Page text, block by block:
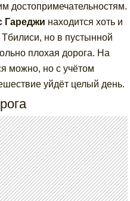
достопримечательностям.
Гареджи находится хоть и
Тбилиси, но в пустынной
плохая дорога. На
можно, но с учётом
уйдёт целый день.